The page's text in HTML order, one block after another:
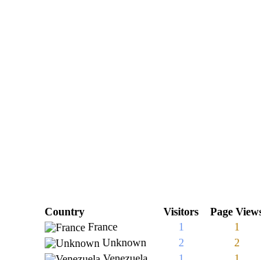
Country Visitors
Page
France
1
1
Unknown
2
2